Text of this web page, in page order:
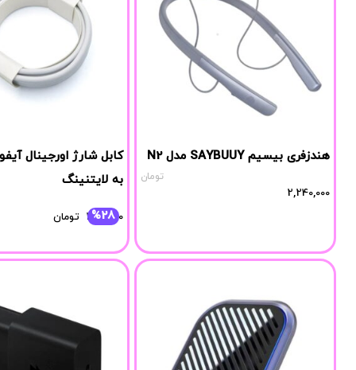
هندزفری بیسیم SAYBUUY مدل N2
2,240,000
تومان
کابل شارژ اورجینال
به لایتنینگ
2,190,000 تومان %28